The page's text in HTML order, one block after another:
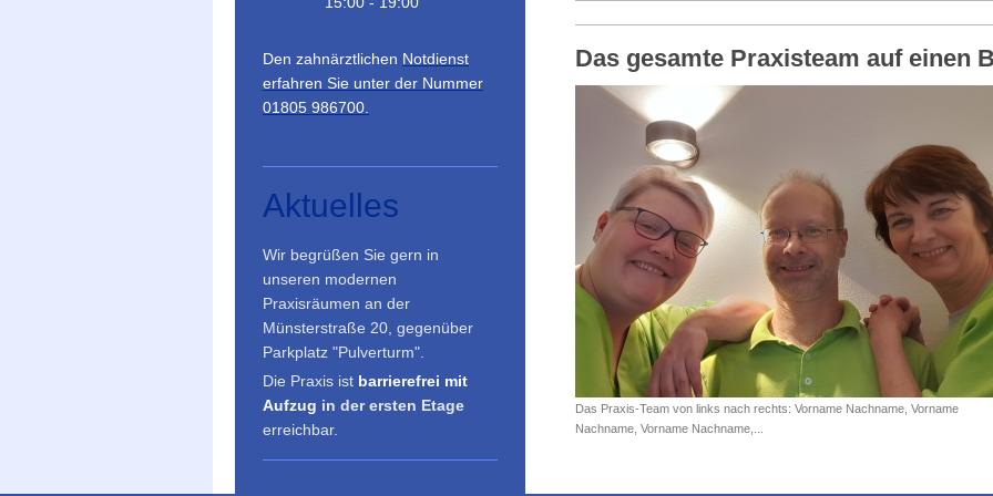
Das gesamte Praxisteam auf einen
Das Praxis-Team von links nach rechts: Vorname Nachname, Vorname
Nachname, Vorname Nachname,...
Den zahnärztlichen Notdienst
erfahren Sie unter der Nummer
01805 986700.
Aktuelles
Wir begrüßen Sie gern in
unseren modernen
Praxisräumen an der
Münsterstraße 20, gegenüber
Parkplatz "Pulverturm".
Die Praxis ist barrierefrei mit
Aufzug in der ersten Etage
erreichbar.